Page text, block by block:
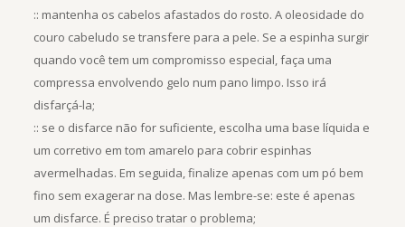
:: mantenha os cabelos afastados do rosto. A oleosidade do
couro cabeludo se transfere para a pele. Se a espinha surgir
quando você tem um compromisso especial, faça uma
compressa envolvendo gelo num pano limpo. Isso irá
disfarçá-la;
:: se o disfarce não for suficiente, escolha uma base líquida e
um corretivo em tom amarelo para cobrir espinhas
avermelhadas. Em seguida, finalize apenas com um pó bem
fino sem exagerar na dose. Mas lembre-se: este é apenas
um disfarce. É preciso tratar o problema;